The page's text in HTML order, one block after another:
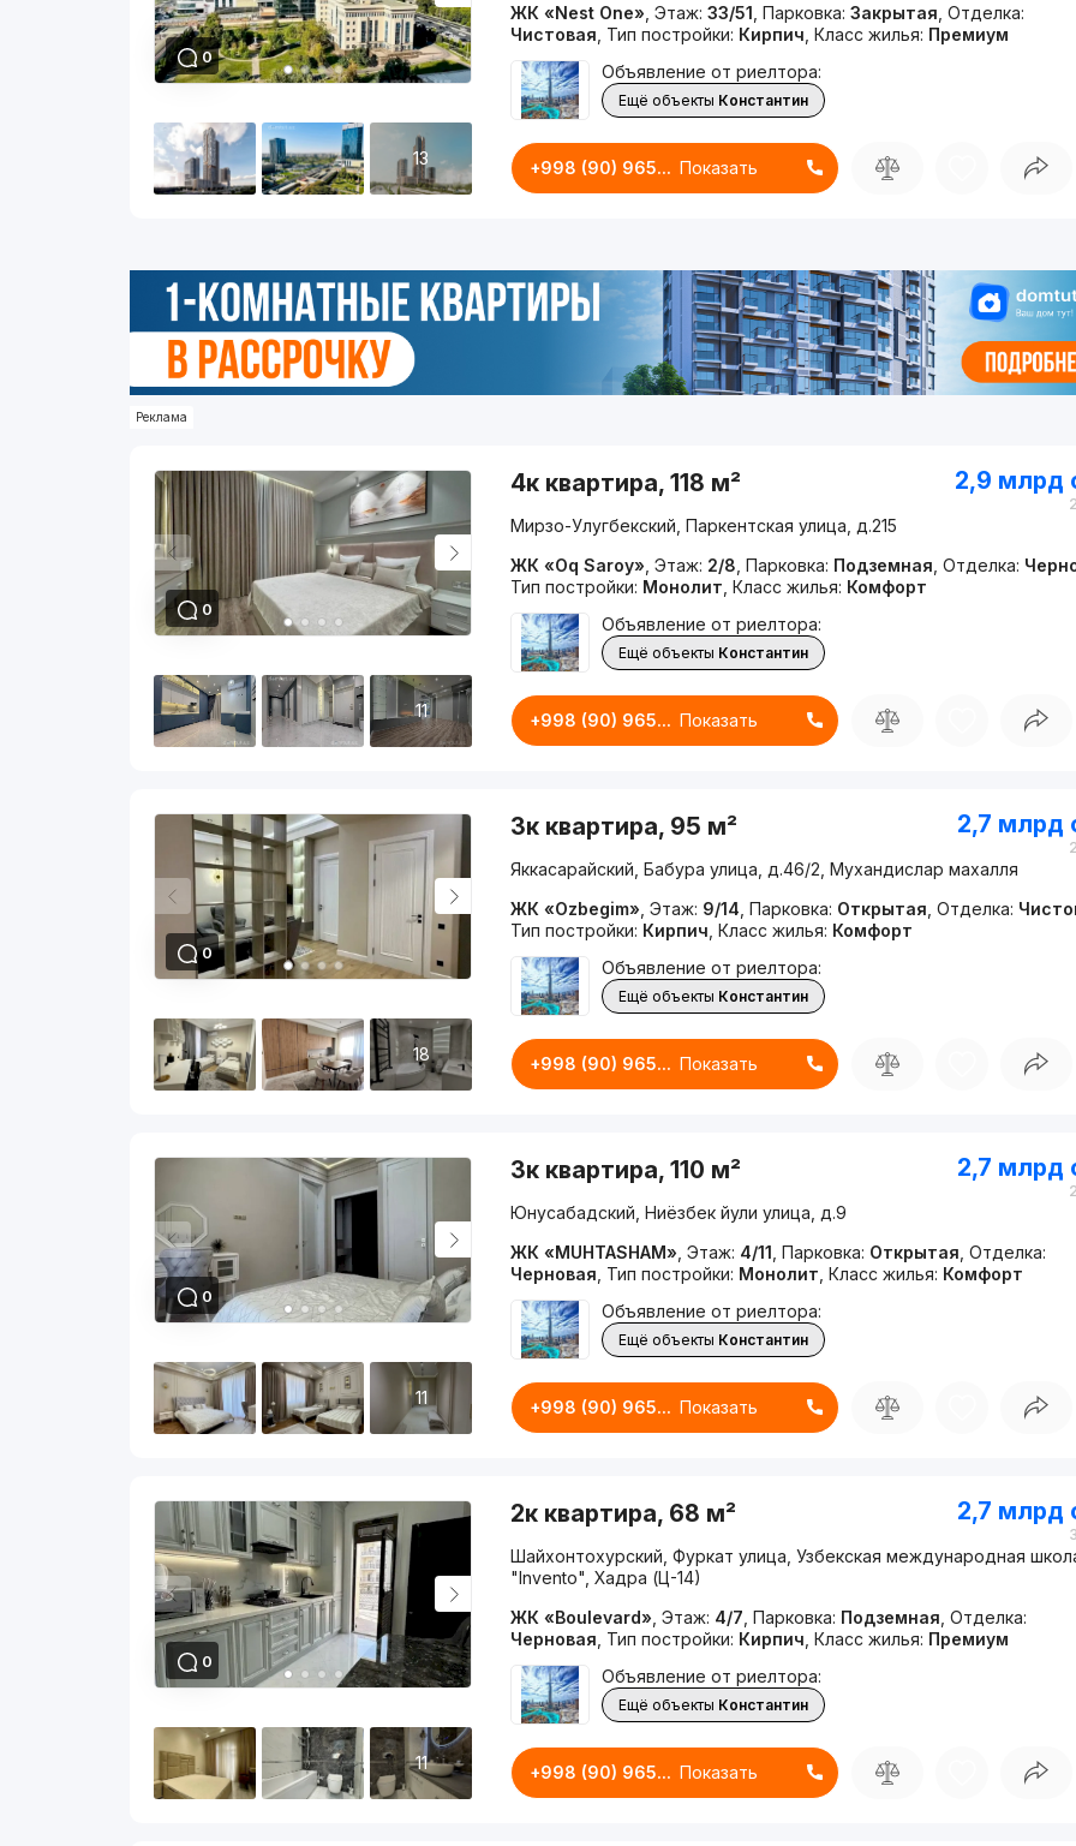
0
13
ЖК «Nest One» ,Этаж:33/51 ,Парковка:Закрытая ,Отделка:
Чистовая Тип постройки: Кирпич ,Класс жилья: Премиум
Объявление от риелтора:
Ещё объекты Константин
+998 (90) 965... Показать
Реклама
0
11
4к квартира, 118 м² 2,9 млрд
Мирзо-Улугбекский, Паркентская улица, д.215
ЖК «Oq Saroy» ,Этаж: 2/8 ,Парковка: Подземная ,Отделка:
Тип постройки: Монолит ,Класс жилья: Комфорт
Объявление от риелтора:
Ещё объекты Константин
+998 (90) 965... Показать
0
18
3к квартира, 95 м² 2,7 млрд
Яккасарайский, Бабура улица, д.46/2, Мухандислар махалля
ЖК «Ozbegim» ,Этаж: 9/14 ,Парковка: Открытая ,Отделка:
Тип постройки: Кирпич ,Класс жилья: Комфорт
Объявление от риелтора:
Ещё объекты Константин
+998 (90) 965... Показать
0
11
3к квартира, 110 м² 2,7 млрд
Юнусабадский, Ниёзбек йули улица, д.9
ЖК «MUHTASHAM» ,Этаж: 4/11 ,Парковка: Открытая ,Отделка:
Черновая Тип постройки: Монолит ,Класс жилья: Комфорт
Объявление от риелтора:
Ещё объекты Константин
+998 (90) 965... Показать
0
11
2к квартира, 68 м² 2,7 млрд
Шайхонтохурский, Фуркат улица, Узбекская международная
"Invento", Хадра (Ц-14)
ЖК «Boulevard» ,Этаж: 4/7 ,Парковка: Подземная ,Отделка:
Черновая Тип постройки: Кирпич ,Класс жилья: Премиум
Объявление от риелтора:
Ещё объекты Константин
+998 (90) 965... Показать